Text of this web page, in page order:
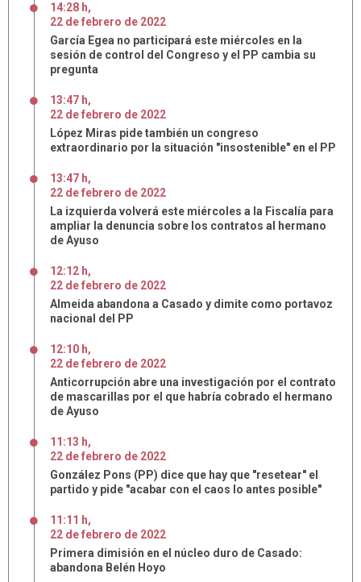
14:28 h,
22 defebrero de 2022
García Egea no participará este miércoles en la
sesión de control del Congreso y el PP cambia su
pregunta
13:47 h,
22 defebrero de 2022
López Miras pide también un congreso
extraordinario por la situación "insostenible" en el PP
13:47 h,
22 defebrero de 2022
La izquierda volverá este miércoles a la Fiscalía para
ampliar la denuncia sobre los contratos al hermano
de Ayuso
12:12 h,
22 defebrero de 2022
Almeida abandona a Casado y dimite como portavoz
nacional del PP
12:10 h,
22 defebrero de 2022
Anticorrupción abre una investigación por el contrato
de mascarillas por el que habría cobrado el hermano
de Ayuso
11:13 h,
22 defebrero de 2022
González Pons (PP) dice que hay que "resetear" el
partido y pide "acabar con el caos lo antes posible"
11:11 h,
22 defebrero de 2022
Primera dimisión en el núcleo duro de Casado:
abandona Belén Hoyo